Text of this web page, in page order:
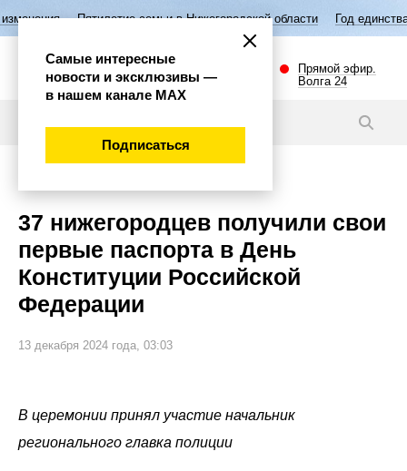
семьи в Нижегородской области Год единства народов России
Прямой эфир.
Волга 24
37 нижегородцев получили свои
первые паспорта в День
Конституции Российской
Федерации
13 декабря 2024 года, 03:03
В церемонии принял участие начальник
регионального главка полиции
Самые интересные
новости и эксклюзивы —
в нашем канале МАХ
Подписаться